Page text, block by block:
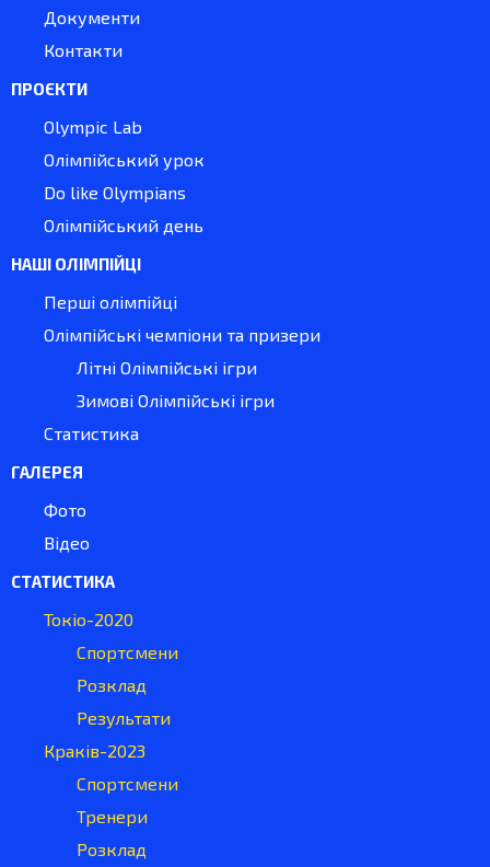
Документи
Контакти
ПРОЄКТИ
Olympic Lab
Олімпійський урок
Do like Olympians
Олімпійський день
НАШІ ОЛІМПІЙЦІ
Перші олімпійці
Олімпійські чемпіони та призери
Літні Олімпійські ігри
Зимові Олімпійські ігри
Статистика
ГАЛЕРЕЯ
Фото
Відео
СТАТИСТИКА
Токіо-2020
Спортсмени
Розклад
Результати
Краків-2023
Спортсмени
Тренери
Розклад